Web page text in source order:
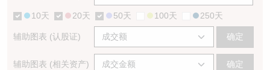
10天 20天 50天 100天 250天
辅助图表 (认股证) 确定
辅助图表 (相关资产) 确定